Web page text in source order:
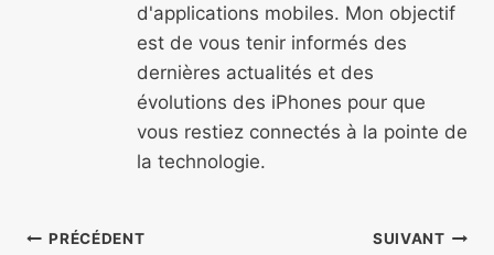
d'applications mobiles. Mon objectif
est de vous tenir informés des
dernières actualités et des
évolutions des iPhones pour que
vous restiez connectés à la pointe de
la technologie.
Navigation
PRÉCÉDENT SUIVANT